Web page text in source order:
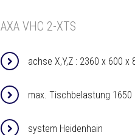
AXA VHC 2-XTS
achse X,Y,Z : 2360 x 600 x
max. Tischbelastung 1650
system Heidenhain